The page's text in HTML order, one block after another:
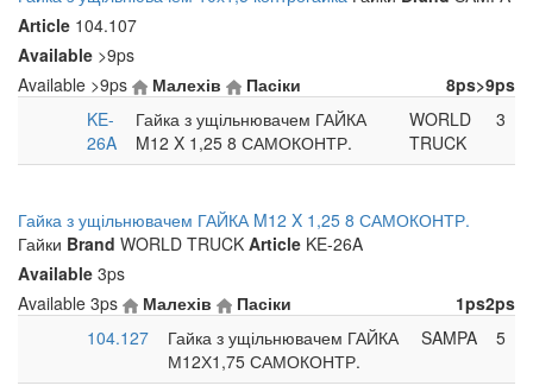
Article 104.107
Available >9ps
Available >9ps Малехів >9ps
Пасіки
8ps
KE-
26A
Гайка з ущільнювачем ГАЙКА
M12 X 1,25 8 САМОКОНТР.
WORLD
TRUCK
3
Гайка з ущільнювачем ГАЙКА M12 X 1,25 8 САМОКОНТР.
Гайки Brand WORLD TRUCK Article KE-26A
Available 3ps
Available 3ps Малехів 2ps
Пасіки
1ps
104.127
Гайка з ущільнювачем ГАЙКА
М12Х1,75 САМОКОНТР.
SAMPA 5